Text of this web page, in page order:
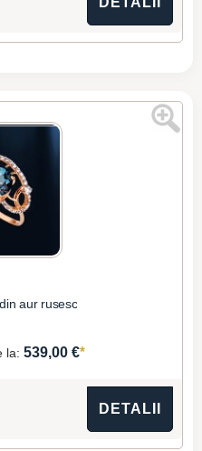
aur rusesc
la: 539,00 €*
DETALII